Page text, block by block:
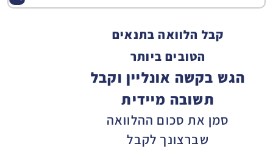
קבל הלוואה בתנאים
הטובים ביותר
הגש בקשה אונליין וקבל
תשובה מיידית
סמן את סכום ההלוואה
שברצונך לקבל